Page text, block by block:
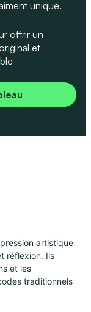
unique.
offrir un
et
artistique
réflexion. Ils
et les
traditionnels